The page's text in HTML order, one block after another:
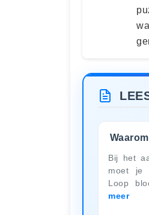
Bij het
moet je
Loop
meer